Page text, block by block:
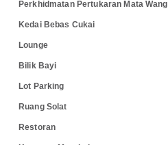
Perkhidmatan Pertukaran Mata Wang
Kedai Bebas Cukai
Lounge
Bilik Bayi
Lot Parking
Ruang Solat
Restoran